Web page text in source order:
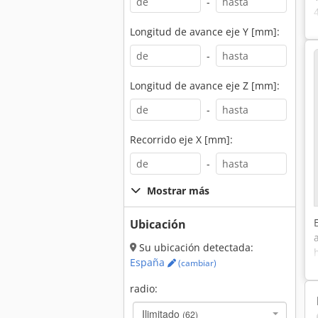
Longitud de avance eje Y [mm]:
-
Longitud de avance eje Z [mm]:
-
Recorrido eje X [mm]:
-
Mostrar más
Ubicación
Su ubicación detectada:
España
(cambiar)
radio:
Ilimitado (62)